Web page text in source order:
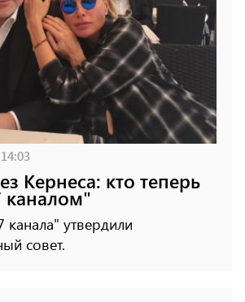
Кернеса: кто теперь
каналом"
утвердили
совет.